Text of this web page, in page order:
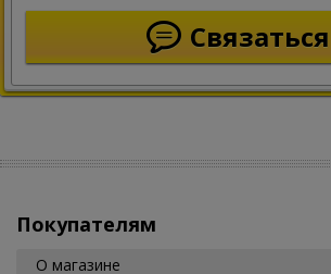
Связаться
Покупателям
О магазине